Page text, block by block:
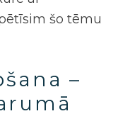
šo tēmu
–